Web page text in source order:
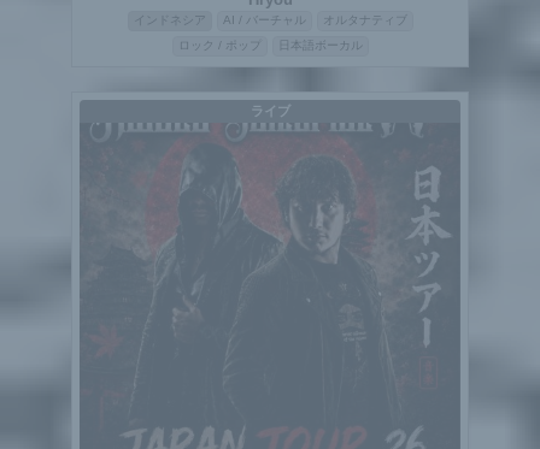
インドネシア AI / バーチャル
オルタナティブ
ロック / ポップ
日本語ボーカル
ライブ